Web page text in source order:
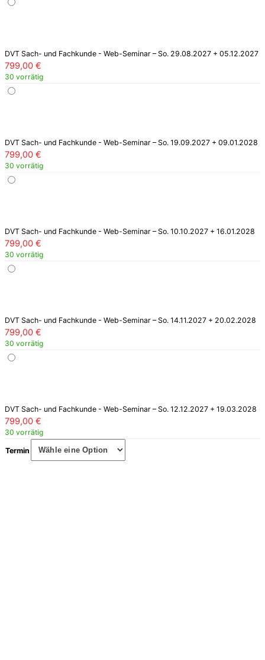
DVT Sach- und Fachkunde - Web-Seminar – So. 29.08.2027 + 05.12.2027
799,00 €
30 vorrätig
DVT Sach- und Fachkunde - Web-Seminar – So. 19.09.2027 + 09.01.2028
799,00 €
30 vorrätig
DVT Sach- und Fachkunde - Web-Seminar – So. 10.10.2027 + 16.01.2028
799,00 €
30 vorrätig
DVT Sach- und Fachkunde - Web-Seminar – So. 14.11.2027 + 20.02.2028
799,00 €
30 vorrätig
DVT Sach- und Fachkunde - Web-Seminar – So. 12.12.2027 + 19.03.2028
799,00 €
30 vorrätig
Termin